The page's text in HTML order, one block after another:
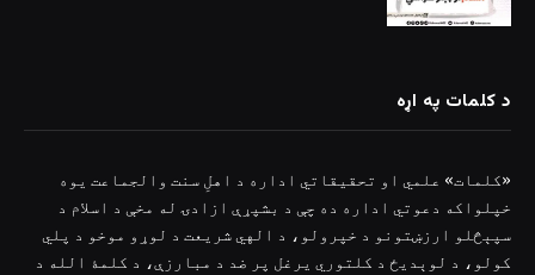
د کلمات په اړه
«کلمات» علمي او تحقیقاتي اداره د اهلِ سنت والجماعت یوه
خپلواکه دعوتي اداره ده چې د بشپړې ازادۍ له مخې د اسلام د
سپېڅلو ارزښتونو د خپرولو، د الهي شریعت د لوړو موخو د پلي
کولو، د لوېدیځ د کلتوري یرغل پر ضد د مبارزې، د کلمۀ الله د